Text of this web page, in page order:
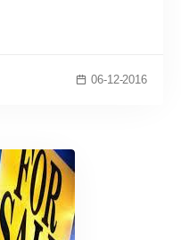
06-12-2016